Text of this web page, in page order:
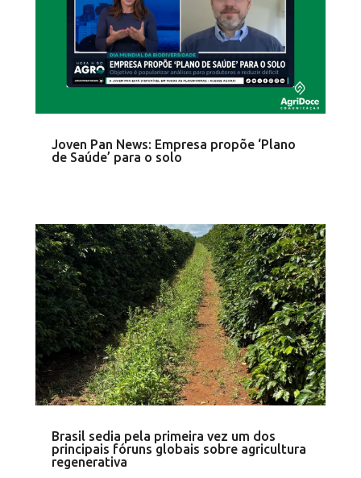
Joven Pan News: Empresa propõe ‘Plano
de Saúde’ para o solo
Brasil sedia pela primeira vez um dos
principais fóruns globais sobre agricultura
regenerativa